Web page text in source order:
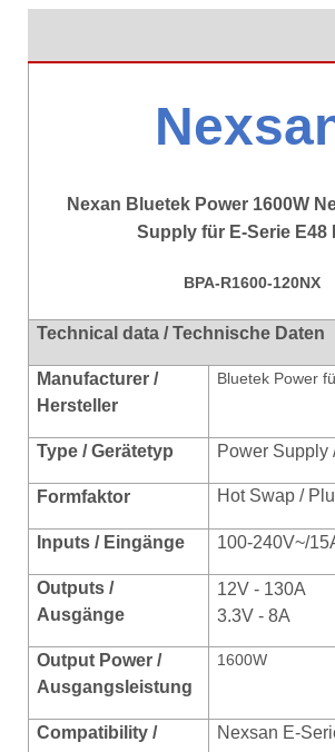
Nexan Bluetek Power 1600W
Supply für E-Serie E48
BPA-R1600-120NX
Technical data / Technische Daten
Manufacturer /
Hersteller
Bluetek Power
Type / Gerätetyp Power Supply
Formfaktor Hot Swap /
Inputs / Eingänge 100-240V~/
Outputs /
Ausgänge
12V - 130A
3.3V - 8A
Output Power /
Ausgangsleistung
1600W
Compatibility /
Nexsan E-